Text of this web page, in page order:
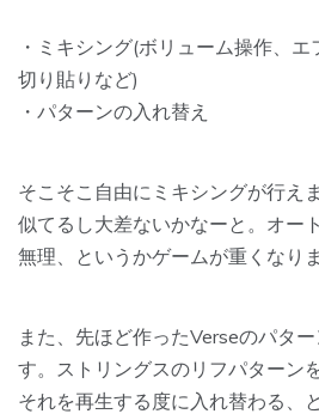
・ミキシング(ボリューム操作、
切り貼りなど)
・パターンの入れ替え
そこそこ自由にミキシングが行え
似てるし大差ないかなーと。オー
無理、というかゲームが重くなりま
また、先ほど作ったVerseのパタ
す。ストリングスのリフパターン
それを再生する度に入れ替わる、